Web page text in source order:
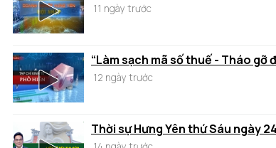
11 ngày trước
“Làm sạch mã số thuế - Tháo
12 ngày trước
Thời sự Hưng Yên thứ Sáu ngày